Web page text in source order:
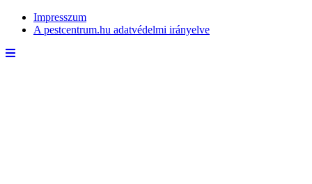
Impresszum
A pestcentrum.hu adatvédelmi irányelve